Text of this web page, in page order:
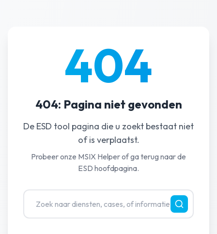
404
404: Pagina niet gevonden
De ESD tool pagina die u zoekt bestaat niet
of is verplaatst.
Probeer onze MSIX Helper of ga terug naar de
ESD hoofdpagina.